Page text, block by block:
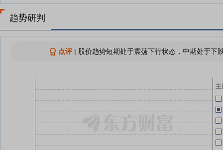
范围有限
剂国产化替代空间广阔
07-28
元，融资余额15.01亿元
07-14
趋势研判
点评| 股价趋势短期处于震荡下行状态，中期处于下
主